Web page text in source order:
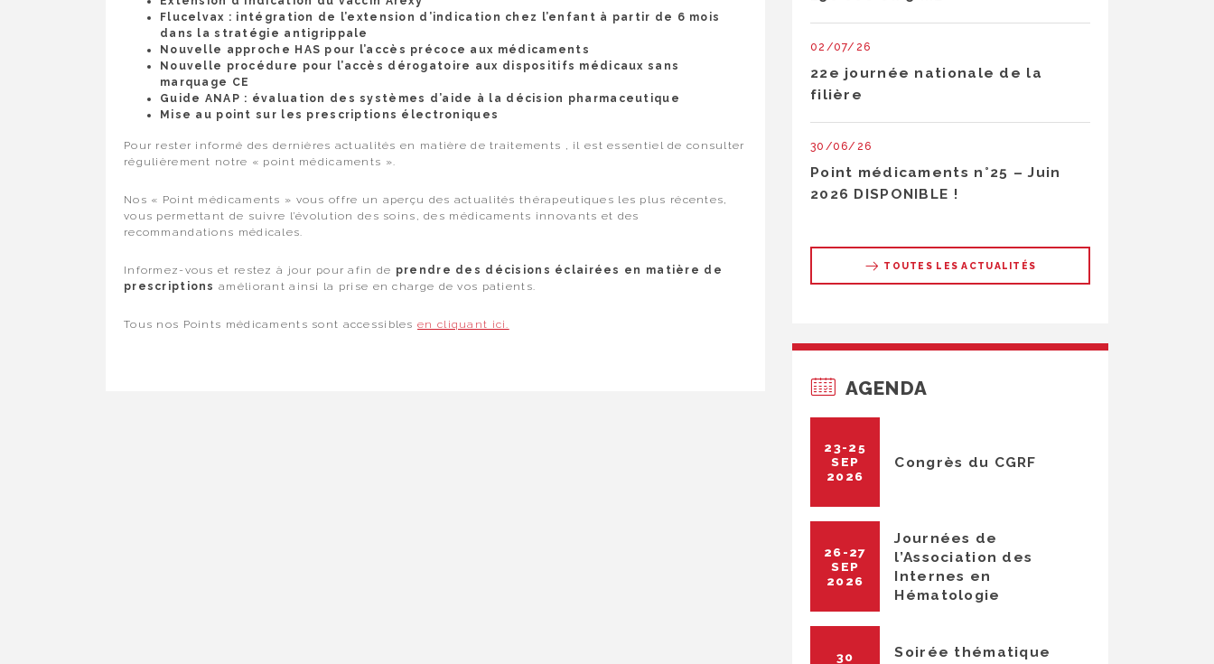
Flucelvax : intégration de l’extension d’indication chez l’enfant à partir de 6 mois
dans la stratégie antigrippale
Nouvelle approche HAS pour l’accès précoce aux médicaments
Nouvelle procédure pour l’accès dérogatoire aux dispositifs médicaux sans
marquage CE
Guide ANAP : évaluation des systèmes d’aide à la décision pharmaceutique
Mise au point sur les prescriptions électroniques
Pour rester informé des dernières actualités en matière de traitements , il est essentiel de consulter
régulièrement notre « point médicaments ».
Nos « Point médicaments » vous offre un aperçu des actualités thérapeutiques les plus récentes,
vous permettant de suivre l’évolution des soins, des médicaments innovants et des
recommandations médicales.
Informez-vous et restez à jour pour afin de prendre des décisions éclairées en matière de
prescriptions améliorant ainsi la prise en charge de vos patients.
Tous nos Points médicaments sont accessiblesen cliquant ici.
02/07/26
22e journée nationale de la
filière
30/06/26
Point médicaments n°25 – Juin
2026 DISPONIBLE !
TOUTES LES ACTUALITÉS
AGENDA
23-25
SEP
2026
Congrès du CGRF
26-27
SEP
2026
Journées de
l’Association des
Internes en
Hématologie
30
Soirée thématique